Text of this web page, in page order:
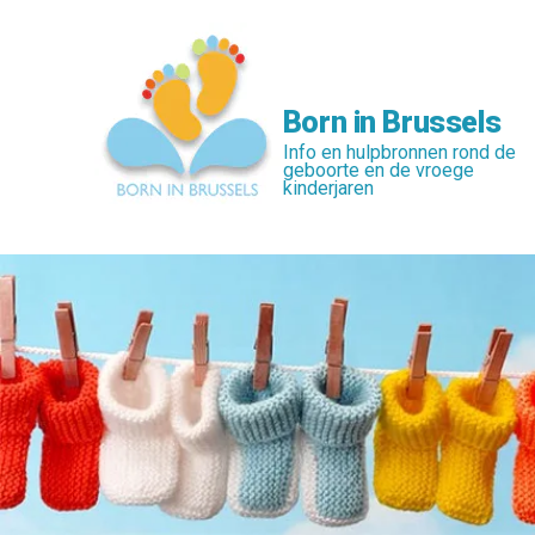
Born in Brussels
Info en hulpbronnen rond de
geboorte en de vroege
kinderjaren